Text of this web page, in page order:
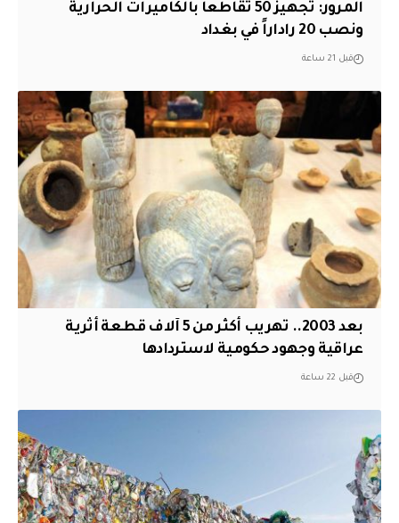
المرور: تجهيز 50 تقاطعاً بالكاميرات الحرارية
ونصب 20 راداراً في بغداد
قبل 21 ساعة
بعد 2003.. تهريب أكثر من 5 آلاف قطعة أثرية
عراقية وجهود حكومية لاستردادها
قبل 22 ساعة